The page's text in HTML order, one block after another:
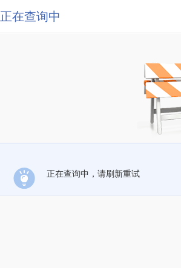
正在查询中
正在查询中，请刷新重试